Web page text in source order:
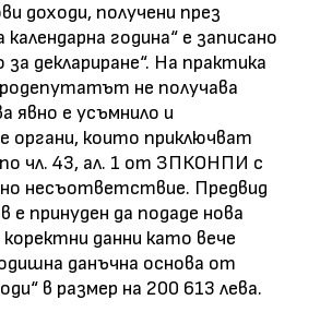
доходи, получени през
година“ е записано
деклариране“. На практика
не получава
явно е усъмнило и
органи, които приключват
чл. 43, ал. 1 от ЗПКОНПИ с
несъответствие. Предвид
е принуден да подаде нова
коректни данни като вече
данъчна основа от
в размер на 200 613 лева.